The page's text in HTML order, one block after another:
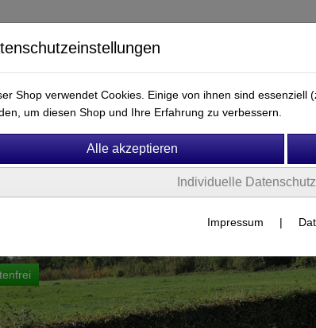
Spiel- & Sportgeräte Ersatzteile & Zubehör
Zubehör
Shop verwendet Cookies. Einige von ihnen sind
um diesen Shop und Ihre Erfahrung zu verbessern.
Individuelle
Impressum |